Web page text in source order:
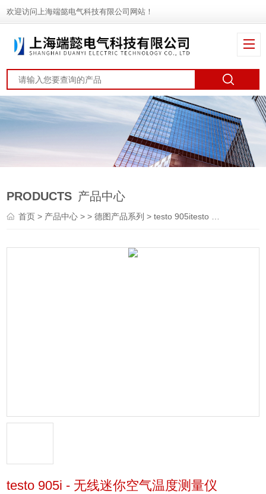
欢迎访问上海端懿电气科技有限公司网站！
PRODUCTS 产品中心
首页> 产品中心 > >德图产品系列 > testo 905itesto 905i - 无线迷你空气温度测量仪
testo 905i - 无线迷你空气温度测量仪